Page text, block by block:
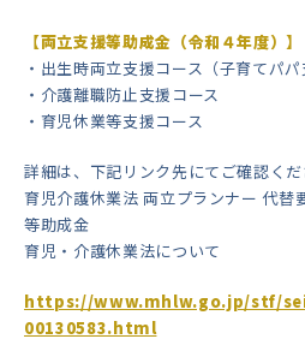
【両立支援等助成金（令和４年度）】
・出生時両立支援コース（子育てパパ
・介護離職防止支援コース
・育児休業等支援コース
詳細は、下記リンク先にてご確認くだ
育児介護休業法 両立プランナー 代替
等助成金
育児・介護休業法について
https://www.mhlw.go.jp/stf/
00130583.html